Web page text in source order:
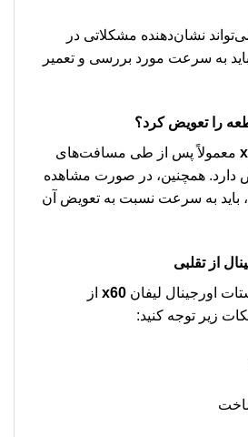
نشان‌دهنده مشکلاتی در
به سرعت مورد بررسی و تعمیر
را تعویض کرد؟
معمولاً پس از طی مسافت‌های
دارد. همچنین، در صورت مشاهده
باید به سرعت نسبت به تعویض آن
از تقلبی
اورجینال لیفان x60 از
زیر توجه کنید: